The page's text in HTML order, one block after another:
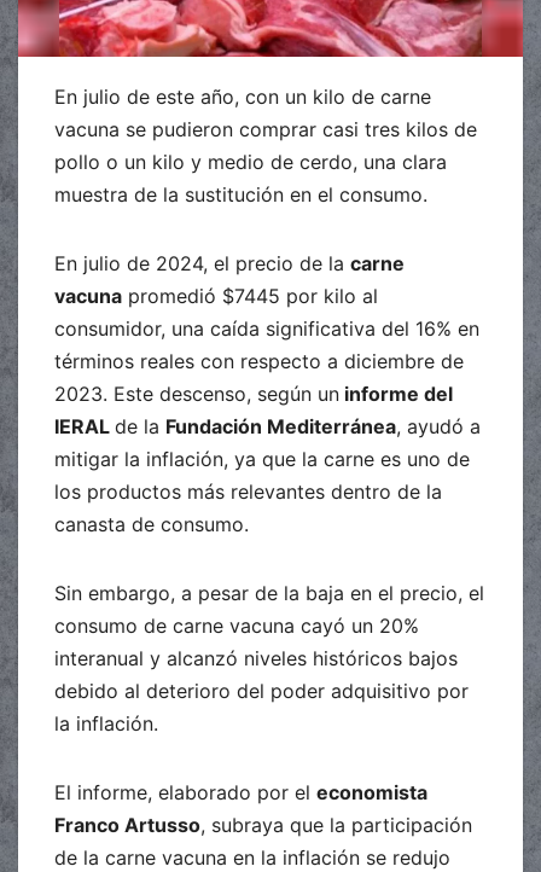
En julio de este año, con un kilo de carne
vacuna se pudieron comprar casi tres kilos de
pollo o un kilo y medio de cerdo, una clara
muestra de la sustitución en el consumo.
En julio de 2024, el precio de la carne
vacuna promedió $7445 por kilo al
consumidor, una caída significativa del 16% en
términos reales con respecto a diciembre de
2023. Este descenso, según un informe del
IERAL de la Fundación Mediterránea, ayudó a
mitigar la inflación, ya que la carne es uno de
los productos más relevantes dentro de la
canasta de consumo.
Sin embargo, a pesar de la baja en el precio, el
consumo de carne vacuna cayó un 20%
interanual y alcanzó niveles históricos bajos
debido al deterioro del poder adquisitivo por
la inflación.
El informe, elaborado por el economista
Franco Artusso, subraya que la participación
de la carne vacuna en la inflación se redujo